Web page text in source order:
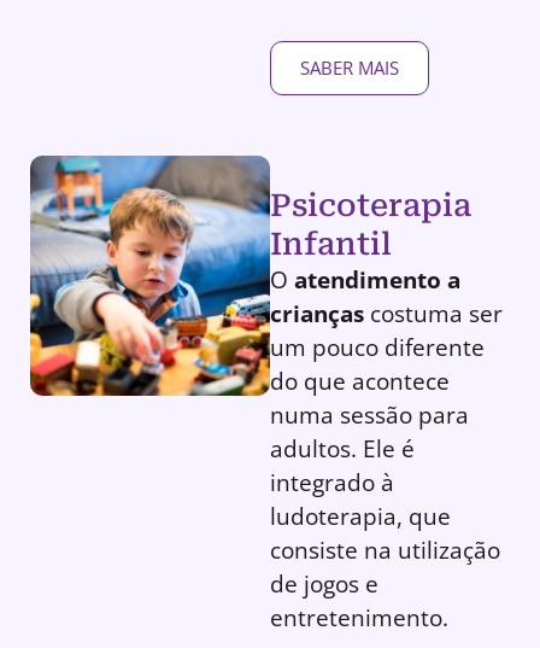
SABER MAIS
Psicoterapia
Infantil
O atendimento a
crianças costuma ser
um pouco diferente
do que acontece
numa sessão para
adultos. Ele é
integrado à
ludoterapia, que
consiste na utilização
de jogos e
entretenimento.